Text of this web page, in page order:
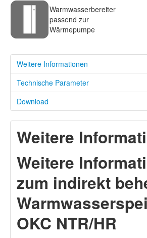
Warmwasserbereiter
passend zur
Wärmepumpe
Weitere Informationen
Technische Parameter
Download
Weitere
Weitere
zum indirekt
OKC NTR/HR